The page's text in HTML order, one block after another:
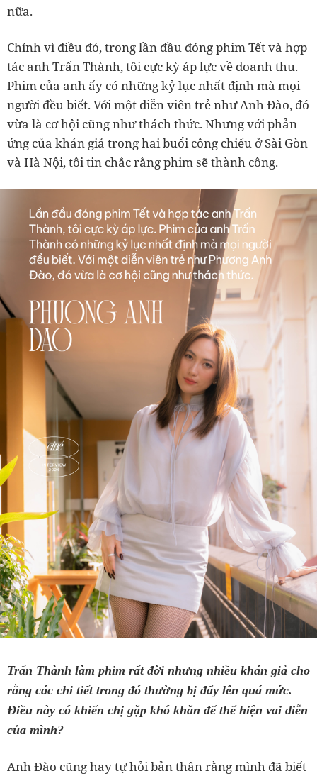
nữa.
Chính vì điều đó, trong lần đầu đóng phim Tết và hợp
tác anh Trấn Thành, tôi cực kỳ áp lực về doanh thu.
Phim của anh ấy có những kỷ lục nhất định mà mọi
người đều biết. Với một diễn viên trẻ như Anh Đào, đó
vừa là cơ hội cũng như thách thức. Nhưng với phản
ứng của khán giả trong hai buổi công chiếu ở Sài Gòn
và Hà Nội, tôi tin chắc rằng phim sẽ thành công.
Trấn Thành làm phim rất đời nhưng nhiều khán giả cho
rằng các chi tiết trong đó thường bị đẩy lên quá mức.
Điều này có khiến chị gặp khó khăn để thể hiện vai diễn
của mình?
Anh Đào cũng hay tự hỏi bản thân rằng mình đã biết